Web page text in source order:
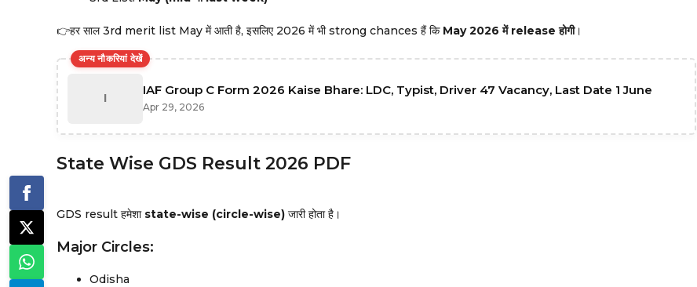
👉हर साल 3rd merit list May में आती है, इसलिए 2026 में भी strong chances हैं कि May 2026 में release होगी।
अन्य नौकरियां देखें
I
IAF Group C Form 2026 Kaise Bhare: LDC, Typist, Driver 47 Vacancy, Last Date 1 June
Apr 29, 2026
State Wise GDS Result 2026 PDF
GDS result हमेशा state-wise (circle-wise) जारी होता है।
Major Circles:
Odisha